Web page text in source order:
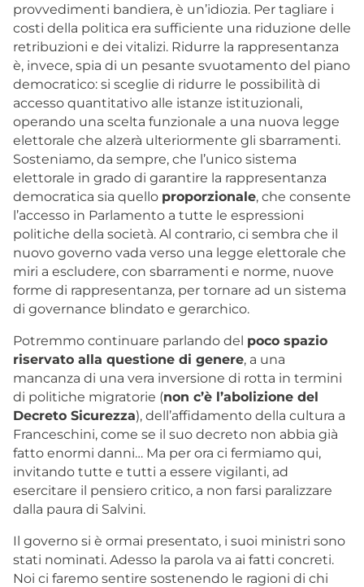
provvedimenti bandiera, è un’idiozia. Per tagliare i
costi della politica era sufficiente una riduzione delle
retribuzioni e dei vitalizi. Ridurre la rappresentanza
è, invece, spia di un pesante svuotamento del piano
democratico: si sceglie di ridurre le possibilità di
accesso quantitativo alle istanze istituzionali,
operando una scelta funzionale a una nuova legge
elettorale che alzerà ulteriormente gli sbarramenti.
Sosteniamo, da sempre, che l’unico sistema
elettorale in grado di garantire la rappresentanza
democratica sia quello proporzionale, che consente
l’accesso in Parlamento a tutte le espressioni
politiche della società. Al contrario, ci sembra che il
nuovo governo vada verso una legge elettorale che
miri a escludere, con sbarramenti e norme, nuove
forme di rappresentanza, per tornare ad un sistema
di governance blindato e gerarchico.
Potremmo continuare parlando del poco spazio
riservato alla questione di genere, a una
mancanza di una vera inversione di rotta in termini
di politiche migratorie (non c’è l’abolizione del
Decreto Sicurezza), dell’affidamento della cultura a
Franceschini, come se il suo decreto non abbia già
fatto enormi danni… Ma per ora ci fermiamo qui,
invitando tutte e tutti a essere vigilanti, ad
esercitare il pensiero critico, a non farsi paralizzare
dalla paura di Salvini.
Il governo si è ormai presentato, i suoi ministri sono
stati nominati. Adesso la parola va ai fatti concreti.
Noi ci faremo sentire sostenendo le ragioni di chi